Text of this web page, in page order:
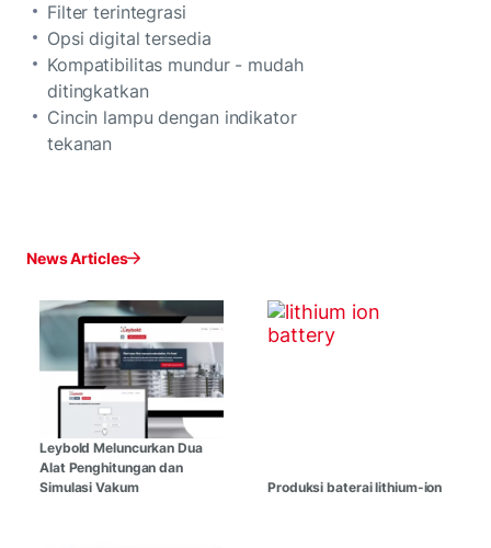
Filter terintegrasi
Opsi digital tersedia
Kompatibilitas mundur - mudah
ditingkatkan
Cincin lampu dengan indikator
tekanan
News Articles
Leybold Meluncurkan Dua
Alat Penghitungan dan
Simulasi Vakum
Produksi baterai lithium-ion